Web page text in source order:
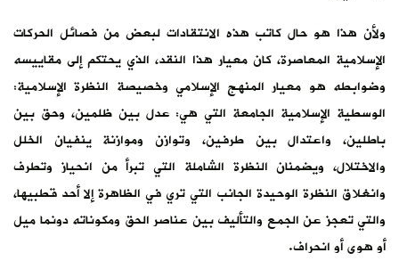
ولأن هذا هو حال كاتب هذه الانتقادات لبعض من فصائل الحركات
الإسلامية المعاصرة، كان معيار هذا النقد، الذي يحتكم إلى مقاييسه
وضوابطه هو معيار المنهج الإسلامي وخصيصة النظرة الإسلامية:
الوسطية الإسلامية الجامعة التي هي: عدل بين ظلمين، وحق بين
باطلين، واعتدال بين طرفين، وتوازن وموازنة ينفيان الخلل
والاختلال، ويضمنان النظرة الشاملة التي تبرأ من انحياز وتطرف
وانغلاق النظرة الوحيدة الجانب التي تري في الظاهرة إلا أحد قطبيها،
والتي تعجز عن الجمع والتأليف بين عناصر الحق ومكوناته دونما ميل
أو هوى أو انحراف.